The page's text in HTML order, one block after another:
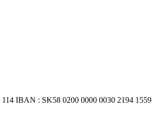
IBAN : SK58 0200 0000 0030 2194 1559